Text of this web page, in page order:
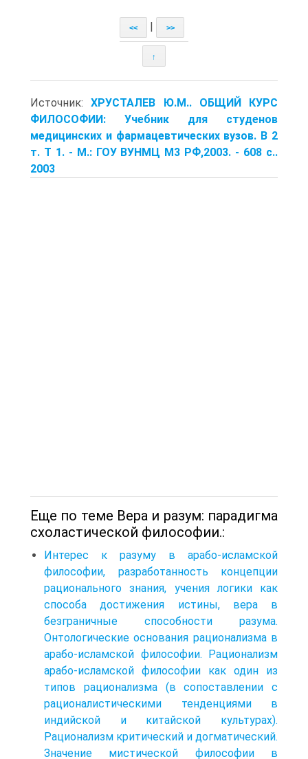
<< >>
↑
Источник:ХРУСТАЛЕВ Ю.М.. ОБЩИЙ КУРС
ФИЛОСОФИИ: Учебник для студенов
медицинских и фармацевтических вузов. В 2
т. Т 1. - М.: ГОУ ВУНМЦ М3 РФ,2003. - 608 с..
2003
Еще по теме Вера и разум: парадигма
схоластической философии.:
Интерес к разуму в арабо-исламской
философии, разработанность концепции
рационального знания, учения логики как
способа достижения истины, вера в
безграничные способности разума.
Онтологические основания рационализма в
арабо-исламской философии. Рационализм
арабо-исламской философии как один из
типов рационализма (в сопоставлении с
рационалистическими тенденциями в
индийской и китайской культурах).
Рационализм критический и догматический.
Значение мистической философии в